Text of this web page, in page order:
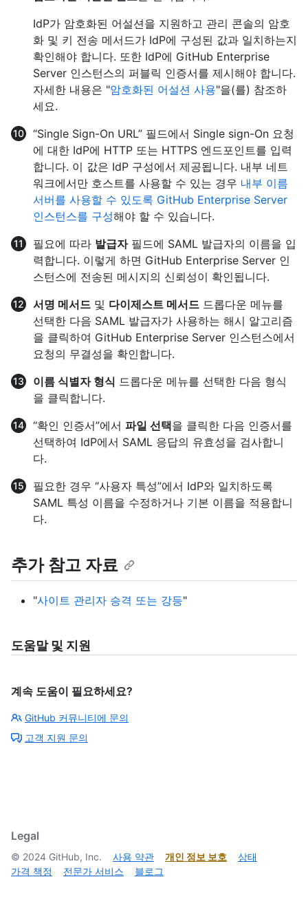
IdP가 암호화된 어설션을 지원하고 관리 콘솔의 암호
화 및 키 전송 메서드가 IdP에 구성된 값과 일치하는지
확인해야 합니다. 또한 IdP에 GitHub Enterprise
Server 인스턴스의 퍼블릭 인증서를 제시해야 합니다.
자세한 내용은 "암호화된 어설션 사용"을(를) 참조하
세요.
“Single Sign-On URL” 필드에서 Single sign-On 요청
에 대한 IdP에 HTTP 또는 HTTPS 엔드포인트를 입력
합니다. 이 값은 IdP 구성에서 제공됩니다. 내부 네트
워크에서만 호스트를 사용할 수 있는 경우 내부 이름
서버를 사용할 수 있도록 GitHub Enterprise Server
인스턴스를 구성해야 할 수 있습니다.
필요에 따라 발급자필드에 SAML 발급자의 이름을 입
력합니다. 이렇게 하면 GitHub Enterprise Server 인
스턴스에 전송된 메시지의 신뢰성이 확인됩니다.
서명 메서드 및 다이제스트 메서드 드롭다운 메뉴를
선택한 다음 SAML 발급자가 사용하는 해시 알고리즘
을 클릭하여 GitHub Enterprise Server 인스턴스에서
요청의 무결성을 확인합니다.
이름 식별자 형식 드롭다운 메뉴를 선택한 다음 형식
을 클릭합니다.
“확인 인증서”에서 파일 선택을 클릭한 다음 인증서를
선택하여 IdP에서 SAML 응답의 유효성을 검사합니
다.
필요한 경우 “사용자 특성”에서 IdP와 일치하도록
SAML 특성 이름을 수정하거나 기본 이름을 적용합니
다.
추가 참고 자료
"사이트 관리자 승격 또는 강등"
도움말 및 지원
계속 도움이 필요하세요?
GitHub 커뮤니티에 문의
고객 지원 문의
Legal
© 2024 GitHub, Inc. 사용 약관 개인 정보 보호
상태
가격 책정
전문가 서비스 블로그